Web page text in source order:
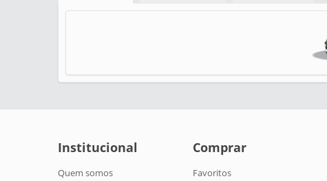
Institucional
Quem somos
Comprar
Favoritos